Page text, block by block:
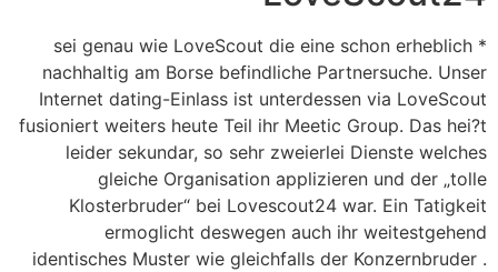
* sei genau wie LoveScout die eine schon erheblich
nachhaltig am Borse befindliche Partnersuche. Unser
Internet dating-Einlass ist unterdessen via LoveScout
fusioniert weiters heute Teil ihr Meetic Group. Das hei?t
leider sekundar, so sehr zweierlei Dienste welches
gleiche Organisation applizieren und der „tolle
Klosterbruder“ bei Lovescout24 war. Ein Tatigkeit
ermoglicht deswegen auch ihr weitestgehend
identisches Muster wie gleichfalls der Konzernbruder .